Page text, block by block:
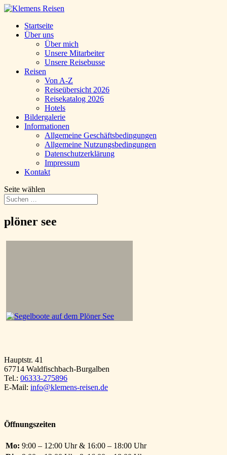
Startseite
Über uns
Über mich
Unsere Mitarbeiter
Unsere Reisebusse
Reisen
Von A-Z
Reiseübersicht 2026
Reisekatalog 2026
Hotels
Bildergalerie
Informationen
Allgemeine Geschäftsbedingungen
Allgemeine Nutzungsbedingungen
Datenschutzerklärung
Impressum
Kontakt
Seite wählen
plöner see
Hauptstr. 41
67714 Waldfischbach-Burgalben
Tel.: 06333-275896
E-Mail: info@klemens-reisen.de
Öffnungszeiten
Mo: 9:00 – 12:00 Uhr & 16:00 – 18:00 Uhr